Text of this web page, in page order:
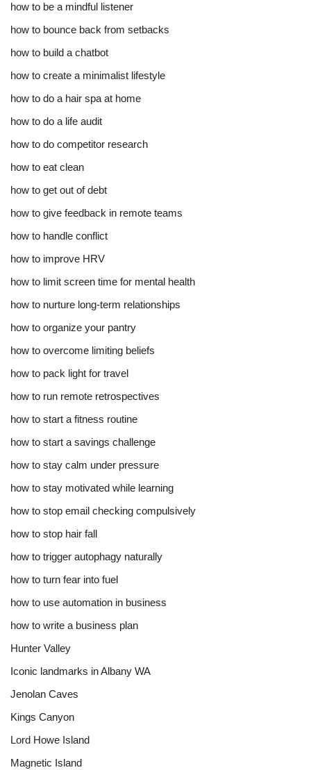
how to be a mindful listener
how to bounce back from setbacks
how to build a chatbot
how to create a minimalist lifestyle
how to do a hair spa at home
how to do a life audit
how to do competitor research
how to eat clean
how to get out of debt
how to give feedback in remote teams
how to handle conflict
how to improve HRV
how to limit screen time for mental health
how to nurture long-term relationships
how to organize your pantry
how to overcome limiting beliefs
how to pack light for travel
how to run remote retrospectives
how to start a fitness routine
how to start a savings challenge
how to stay calm under pressure
how to stay motivated while learning
how to stop email checking compulsively
how to stop hair fall
how to trigger autophagy naturally
how to turn fear into fuel
how to use automation in business
how to write a business plan
Hunter Valley
Iconic landmarks in Albany WA
Jenolan Caves
Kings Canyon
Lord Howe Island
Magnetic Island